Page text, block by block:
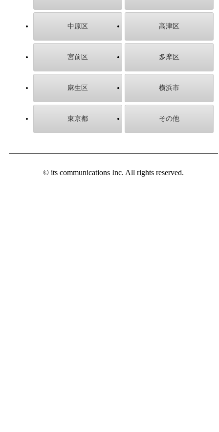
中原区 高津区
宮前区 多摩区
麻生区 横浜市
東京都 その他
© its communications Inc. All rights reserved.